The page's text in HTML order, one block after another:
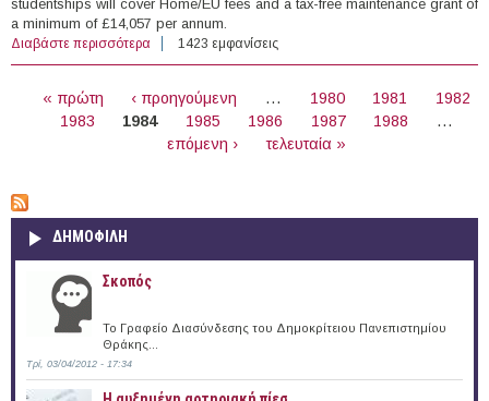
studentships will cover Home/EU fees and a tax-free maintenance grant of
a minimum of £14,057 per annum.
Διαβάστε περισσότερα για PhD Scholarships, University of Strathclyde, UK
(2015-2016)
1423 εμφανίσεις
« πρώτη ‹ προηγούμενη … 1980 1981
1982
1983
1984 1985 1986 1987 1988
…
επόμενη ›
τελευταία »
ΔΗΜΟΦΙΛΗ
Σκοπός
Το Γραφείο Διασύνδεσης του Δημοκρίτειου Πανεπιστημίου
Θράκης...
Τρί, 03/04/2012 - 17:34